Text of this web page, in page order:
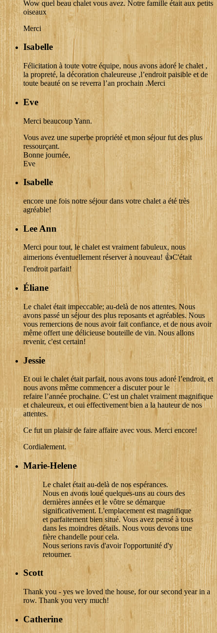
Wow quel beau chalet vous avez. Notre famille était aux petits
oiseaux
Merci
Isabelle
Félicitation à toute votre équipe, nous avons adoré le chalet ,
la propreté, la décoration chaleureuse ,l’endroit paisible et de
toute beauté on se reverra l’an prochain .Merci
Eve
Merci beaucoup Yann.
Vous avez une superbe propriété et mon séjour fut des plus
ressourçant.
Bonne journée,
Eve
Isabelle
encore une fois notre séjour dans votre chalet a été très
agréable!
Lee Ann
Merci pour tout, le chalet est vraiment fabuleux, nous
aimerions éventuellement réserver à nouveau! 👍C'était
l'endroit parfait!
Éliane
Le chalet était impeccable; au-delà de nos attentes. Nous
avons passé un séjour des plus reposants et agréables. Nous
vous remercions de nous avoir fait confiance, et de nous avoir
même offert une délicieuse bouteille de vin. Nous allons
revenir, c'est certain!
Jessie
Et oui le chalet était parfait, nous avons tous adoré l’endroit, et
nous avons même commencer a discuter pour le
refaire l’année prochaine. C’est un chalet vraiment magnifique
et chaleureux, et oui effectivement bien a la hauteur de nos
attentes.
Ce fut un plaisir de faire affaire avec vous. Merci encore!
Cordialement.
Marie-Helene
Le chalet était au-delà de nos espérances.
Nous en avons loué quelques-uns au cours des
dernières années et le vôtre se démarque
significativement. L'emplacement est magnifique
et parfaitement bien situé. Vous avez pensé à tous
dans les moindres détails. Nous vous devons une
fière chandelle pour cela.
Nous serions ravis d'avoir l'opportunité d'y
retourner.
Scott
Thank you - yes we loved the house, for our second year in a
row. Thank you very much!
Catherine